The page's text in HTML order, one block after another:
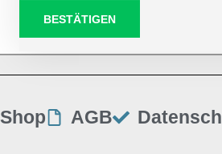
BESTÄTIGEN
Shop AGB